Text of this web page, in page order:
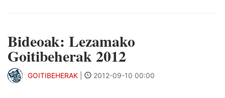
Bideoak: Lezamako
Goitibeherak 2012
GOITIBEHERAK 2012-09-10 00:00